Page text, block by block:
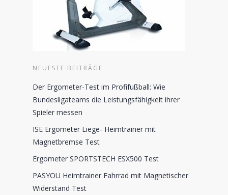
NEUESTE BEITRÄGE
Der Ergometer-Test im Profifußball: Wie
Bundesligateams die Leistungsfähigkeit ihrer
Spieler messen
ISE Ergometer Liege- Heimtrainer mit
Magnetbremse Test
Ergometer SPORTSTECH ESX500 Test
PASYOU Heimtrainer Fahrrad mit Magnetischer
Widerstand Test